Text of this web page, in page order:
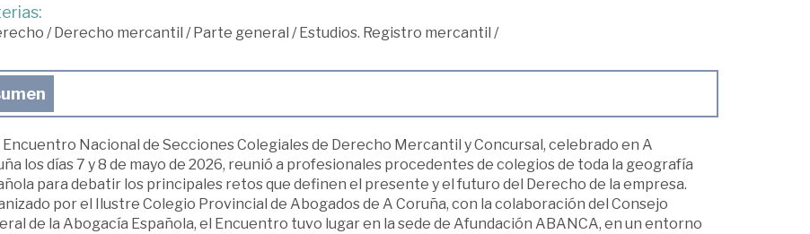
/ Derecho mercantil / Parte general / Estudios. Registro mercantil /
Encuentro Nacional de Secciones Colegiales de Derecho Mercantil y Concursal, celebrado en A
los días 7 y 8 de mayo de 2026, reunió a profesionales procedentes de colegios de toda la geografía
para debatir los principales retos que definen el presente y el futuro del Derecho de la empresa.
por el Ilustre Colegio Provincial de Abogados de A Coruña, con la colaboración del Consejo
de la Abogacía Española, el Encuentro tuvo lugar en la sede de Afundación ABANCA, en un entorno